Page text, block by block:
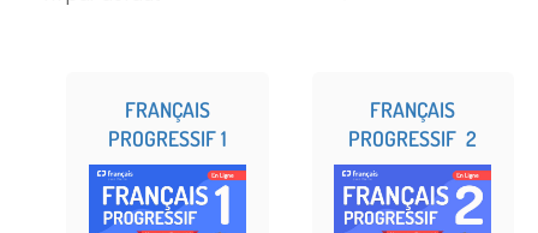
FRANÇAIS
PROGRESSIF 1
FRANÇAIS
PROGRESSIF 2